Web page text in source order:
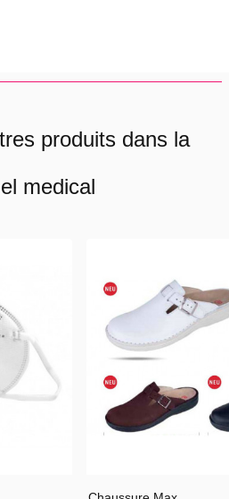
savoir-faire de qualité, tandis que la
produits dans la
medical